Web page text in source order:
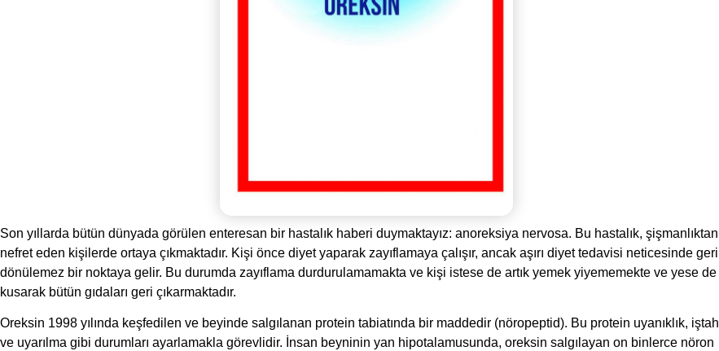
Son yıllarda bütün dünyada görülen enteresan bir hastalık haberi duymaktayız: anoreksiya nervosa. Bu hastalık, şişmanlıktan
nefret eden kişilerde ortaya çıkmaktadır. Kişi önce diyet yaparak zayıflamaya çalışır, ancak aşırı diyet tedavisi neticesinde geri
dönülemez bir noktaya gelir. Bu durumda zayıflama durdurulamamakta ve kişi istese de artık yemek yiyememekte ve yese de
kusarak bütün gıdaları geri çıkarmaktadır.
Oreksin 1998 yılında keşfedilen ve beyinde salgılanan protein tabiatında bir maddedir (nöropeptid). Bu protein uyanıklık, iştah
ve uyarılma gibi durumları ayarlamakla görevlidir. İnsan beyninin yan hipotalamusunda, oreksin salgılayan on binlerce nöron